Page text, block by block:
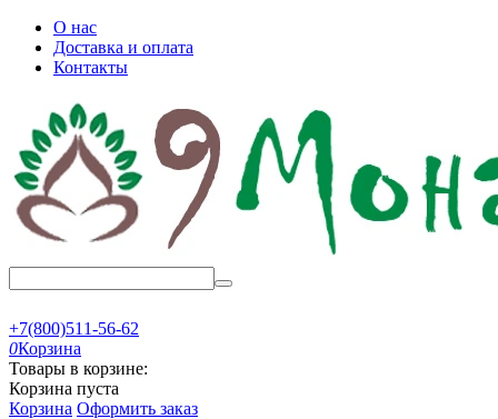
О нас
Доставка и оплата
Контакты
+7(800)511-56-62
0Корзина
Товары в корзине:
Корзина пуста
Корзина Оформить заказ